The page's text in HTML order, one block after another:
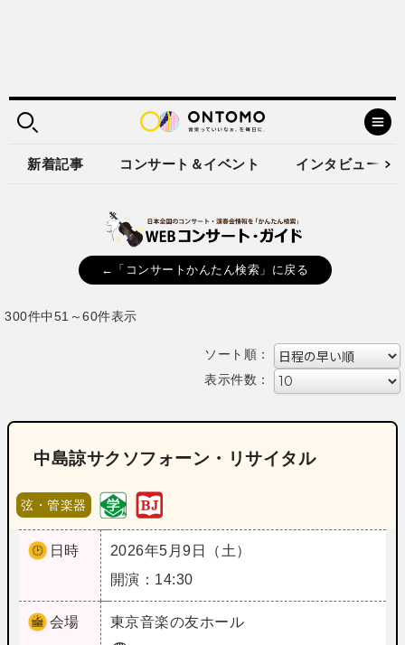
新着記事 コンサート＆イベント インタビュー
←「コンサートかんたん検索」に戻る
300件中51～60件表示
ソート順：
表示件数：
中島諒サクソフォーン・リサイタル
弦・管楽器
日時
2026年5月9日（土）
開演：14:30
会場 東京音楽の友ホール